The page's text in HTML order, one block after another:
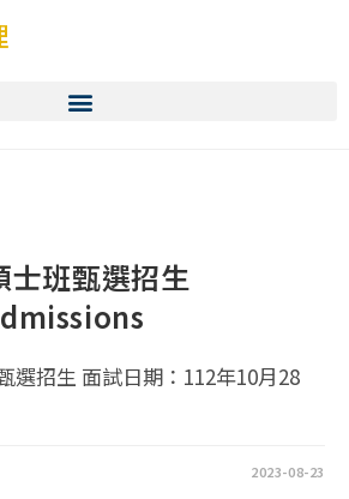
士班甄選招生
選招生 面試日期：112年10月28
2023-08-23